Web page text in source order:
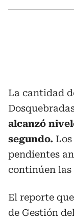
La cantidad
alcanzó
segundo.
pendientes
continúen las
El reporte
de Gestión